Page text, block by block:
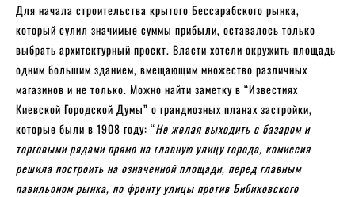
Для начала строительства крытого Бессарабского рынка,
который сулил значимые суммы прибыли, оставалось только
выбрать архитектурный проект. Власти хотели окружить площадь
одним большим зданием, вмещающим множество различных
магазинов и не только. Можно найти заметку в “Известиях
Киевской Городской Думы” о грандиозных планах застройки,
которые были в 1908 году: “Не желая выходить с базаром и
торговыми рядами прямо на главную улицу города, комиссия
решила построить на означенной площади, перед главным
павильоном рынка, по фронту улицы против Бибиковского